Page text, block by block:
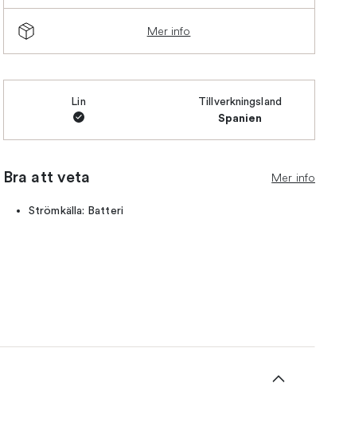
Mer info
Lin Tillverkningsland
Spanien
Bra att veta Mer info
Strömkälla: Batteri